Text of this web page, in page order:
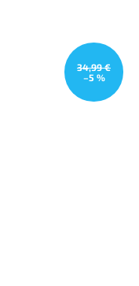
34,99 €
–5 %